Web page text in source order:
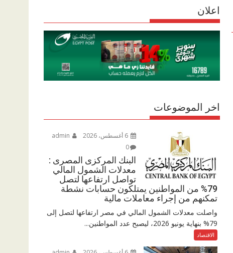
اعلان
اخر الموضوعات
0
البنك المركزى المصرى :
معدلات الشمول المالي
تواصل ارتفاعها لتصل
79% من المواطنين يمتلكون حسابات نشطة
تمكنهم من إجراء معاملات مالية
واصلت معدلات الشمول المالي في مصر ارتفاعها لتصل إلى
79% بنهاية يونيو 2026، ليصبح عدد المواطنين...
الاقتصاد